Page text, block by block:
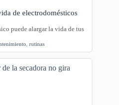
de electrodomésticos
puede alargar la vida de tus
rutinas